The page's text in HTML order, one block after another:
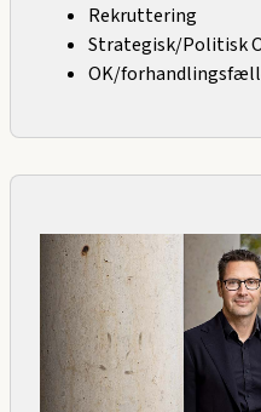
Rekruttering
Strategisk/Politisk
OK/